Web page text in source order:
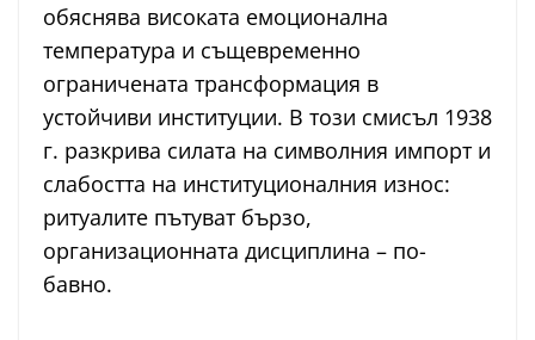
обяснява високата емоционална
температура и същевременно
ограничената трансформация в
устойчиви институции. В този смисъл 1938
г. разкрива силата на символния импорт и
слабостта на институционалния износ:
ритуалите пътуват бързо,
организационната дисциплина – по-
бавно.